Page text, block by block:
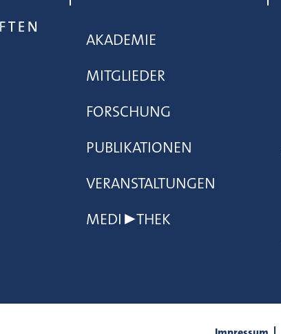
AKADEMIE
MITGLIEDER
FORSCHUNG
PUBLIKATIONEN
VERANSTALTUNGEN
MEDI▶THEK